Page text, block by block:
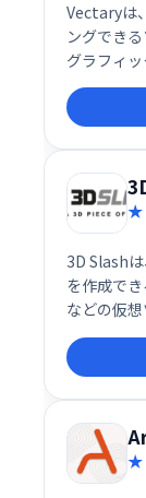
Vectaryは
ングでき
グラフィ
ンなど、
にも使いや
3D Slash
を作成で
などの仮
工できま
れ、創造性